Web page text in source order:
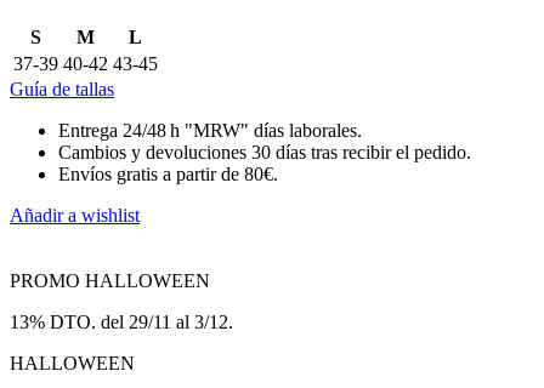
S M
L
37-39 40-42 43-45
Guía de tallas
Entrega 24/48 h "MRW" días laborales.
Cambios y devoluciones 30 días tras recibir el pedido.
Envíos gratis a partir de 80€.
Añadir a wishlist
PROMO HALLOWEEN
13% DTO. del 29/11 al 3/12.
HALLOWEEN